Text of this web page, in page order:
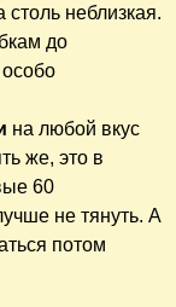
столь неблизкая.
до
на любой вкус
же, это в
60
не тянуть. А
потом